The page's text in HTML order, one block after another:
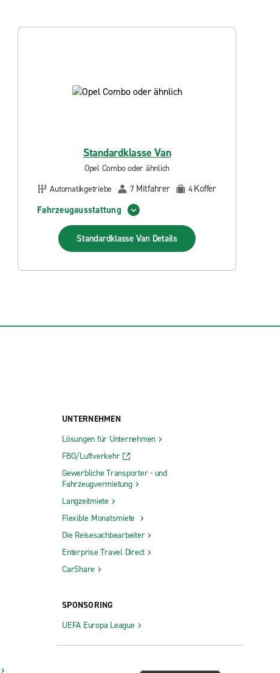
Standardklasse Van
Opel Combo oder ähnlich
Automatikgetriebe
7 Mitfahrer 4Koffer
Fahrzeugausstattung
Standardklasse Van Details
UNTERNEHMEN
Lösungen für Unternehmen
FBO/Luftverkehr
Gewerbliche Transporter - und
Fahrzeugvermietung
Langzeitmiete
Flexible Monatsmiete
Die Reisesachbearbeiter
Enterprise Travel Direct
CarShare
SPONSORING
UEFA Europa League